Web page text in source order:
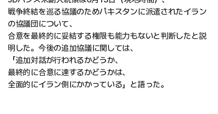
戦争終結を巡る協議のためパキスタンに派遣されたイラン
の協議団について、
合意を最終的に妥結する権限も能力もないと判断したと説
明した。今後の追加協議に関しては、
「追加対話が行われるかどうか、
最終的に合意に達するかどうかは、
全面的にイラン側にかかっている」と語った。